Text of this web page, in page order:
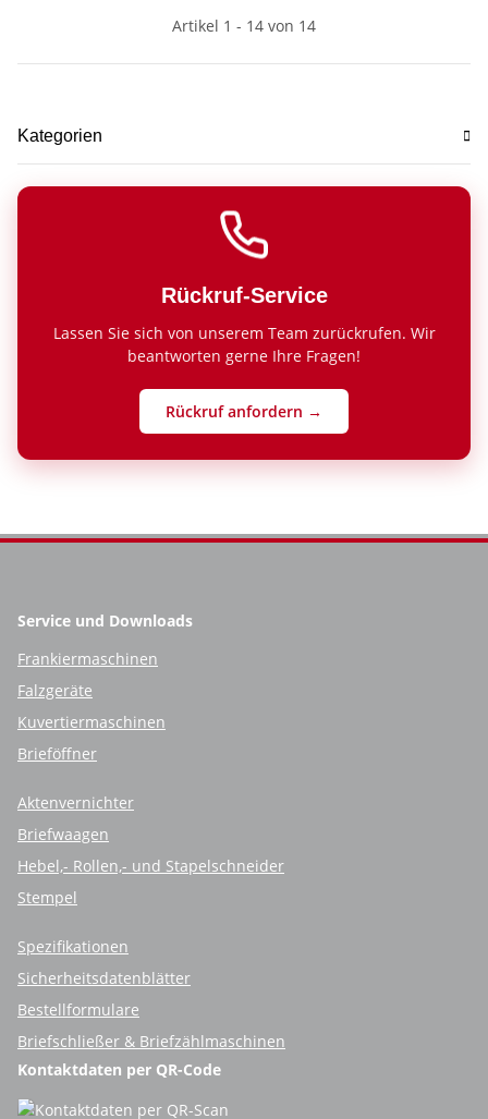
Artikel 1 - 14 von 14
Kategorien
Rückruf-Service
Lassen Sie sich von unserem Team zurückrufen. Wir
beantworten gerne Ihre Fragen!
Rückruf anfordern →
Service und Downloads
Frankiermaschinen
Falzgeräte
Kuvertiermaschinen
Brieföffner
Aktenvernichter
Briefwaagen
Hebel,- Rollen,- und Stapelschneider
Stempel
Spezifikationen
Sicherheitsdatenblätter
Bestellformulare
Briefschließer & Briefzählmaschinen
Kontaktdaten per QR-Code